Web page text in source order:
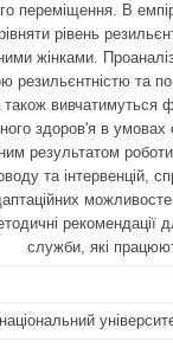
переміщення. В
рівень
жінками.
резильєнтністю та
також вивчатимуться
здоров'я в умовах
результатом
та інтервенцій,
рекомендації
служби, які